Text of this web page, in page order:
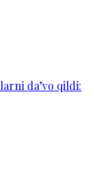
da’vo qildi: